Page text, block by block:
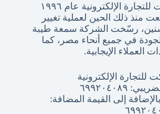
تأسست شركة ماي ماركت للتجارة الإلكترونية عام ١٩٩٦
منذ ذلك الحين لعملية تغيير
رسّخت الشركة سمعة طيبة
في جميع أنحاء مصر، كما
العملاء الإيجابية.
الإلكترونية
إلى القيمة المضافة: